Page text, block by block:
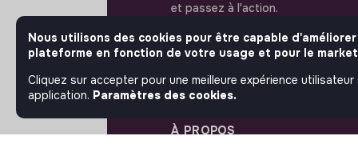
et passez à l'action.
À PROPOS
Nous utilisons des cookies pour être capable d'améliorer
plateforme en fonction de votre usage et pour le
Cliquez sur accepter pour une meilleure expérience
application. Paramètres des cookies.